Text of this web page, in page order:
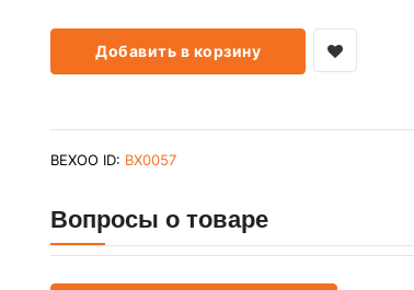
Добавить в корзину
BEXOO ID: BX0057
Вопросы о товаре